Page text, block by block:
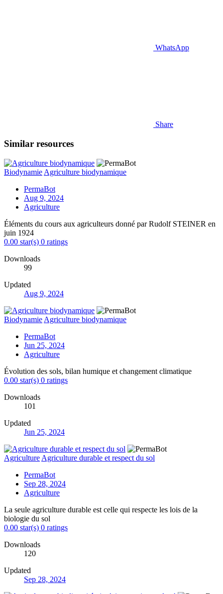
WhatsApp
Share
Similar resources
Biodynamie Agriculture biodynamique
PermaBot
Aug 9, 2024
Agriculture
Éléments du cours aux agriculteurs donné par Rudolf STEINER en
juin 1924
0.00 star(s) 0 ratings
Downloads
99
Updated
Aug 9, 2024
Biodynamie Agriculture biodynamique
PermaBot
Jun 25, 2024
Agriculture
Évolution des sols, bilan humique et changement climatique
0.00 star(s) 0 ratings
Downloads
101
Updated
Jun 25, 2024
Agriculture Agriculture durable et respect du sol
PermaBot
Sep 28, 2024
Agriculture
La seule agriculture durable est celle qui respecte les lois de la
biologie du sol
0.00 star(s) 0 ratings
Downloads
120
Updated
Sep 28, 2024